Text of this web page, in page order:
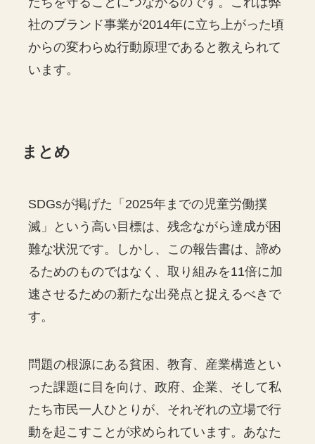
社のブランド事業が2014年に立ち上がった頃
からの変わらぬ行動原理であると教えられて
います。
まとめ
SDGsが掲げた「2025年までの児童労働撲
滅」という高い目標は、残念ながら達成が困
難な状況です。しかし、この報告書は、諦め
るためのものではなく、取り組みを11倍に加
速させるための新たな出発点と捉えるべきで
す。
問題の根源にある貧困、教育、産業構造とい
った課題に目を向け、政府、企業、そして私
たち市民一人ひとりが、それぞれの立場で行
動を起こすことが求められています。あなた